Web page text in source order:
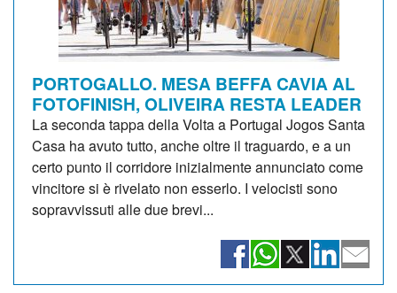
PORTOGALLO. MESA BEFFA CAVIA AL
FOTOFINISH, OLIVEIRA RESTA LEADER
La seconda tappa della Volta a Portugal Jogos Santa
Casa ha avuto tutto, anche oltre il traguardo, e a un
certo punto il corridore inizialmente annunciato come
vincitore si è rivelato non esserlo. I velocisti sono
sopravvissuti alle due brevi...